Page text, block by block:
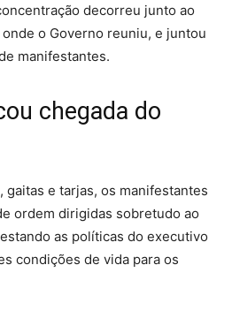
decorreu junto ao
o Governo reuniu, e juntou
manifestantes.
chegada do
gaitas e tarjas, os manifestantes
ordem dirigidas sobretudo ao
as políticas do executivo
condições de vida para os